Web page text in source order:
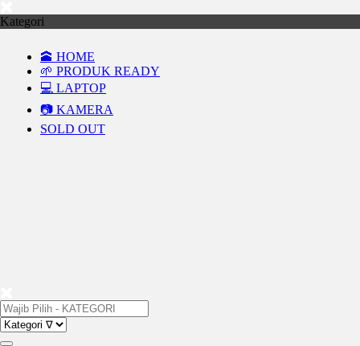
Kategori
🕋 HOME
🌱 PRODUK READY
💻 LAPTOP
📷 KAMERA
SOLD OUT